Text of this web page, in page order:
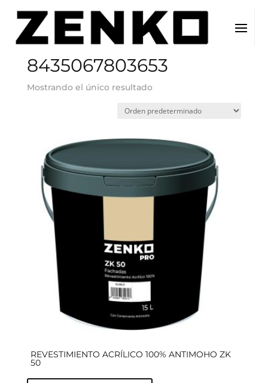
Inicio / EAN del producto / 8435067803653
8435067803653
Mostrando el único resultado
REVESTIMIENTO ACRÍLICO 100% ANTIMOHO ZK
50